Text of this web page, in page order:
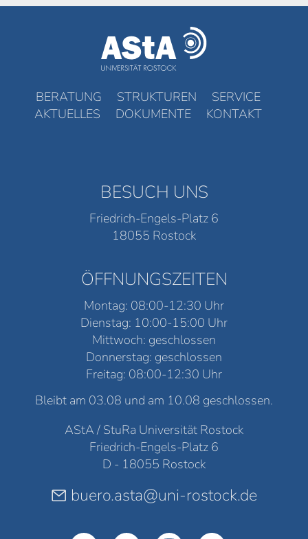
BERATUNG STRUKTUREN
SERVICE
AKTUELLES
DOKUMENTE KONTAKT
BESUCH UNS
Friedrich-Engels-Platz 6
18055 Rostock
ÖFFNUNGSZEITEN
Montag: 08:00-12:30 Uhr
Dienstag: 10:00-15:00 Uhr
Mittwoch: geschlossen
Donnerstag: geschlossen
Freitag: 08:00-12:30 Uhr
Bleibt am 03.08 und am 10.08 geschlossen.
AStA / StuRa Universität Rostock
Friedrich-Engels-Platz 6
D - 18055 Rostock
buero.asta@uni-rostock.de